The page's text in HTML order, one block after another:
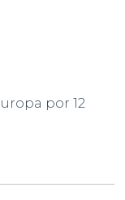
por 12